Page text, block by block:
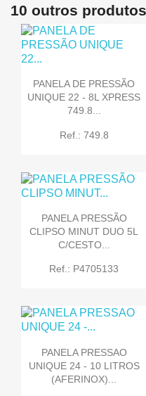
10 outros
PANELA DE PRESSÃO
UNIQUE 22 - 8L XPRESS
749.8...
Ref.: 749.8
PANELA PRESSÃO
CLIPSO MINUT DUO 5L
C/CESTO...
Ref.: P4705133
PANELA PRESSAO
UNIQUE 24 - 10 LITROS
(AFERINOX)...